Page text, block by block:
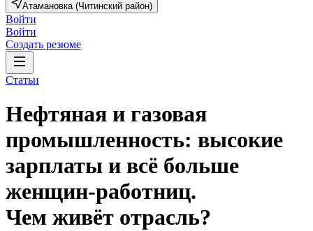
Атамановка (Читинский район)
Войти
Войти
Создать резюме
Статьи
Нефтяная и газовая
промышленность: высокие
зарплаты и всё больше
женщин-работниц.
Чем живёт отрасль?